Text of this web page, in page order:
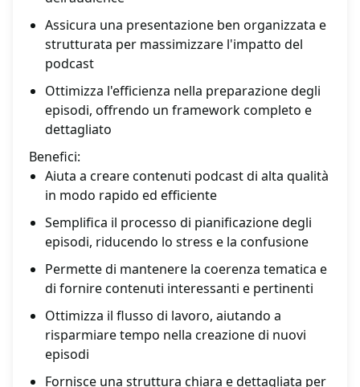
Assicura una presentazione ben organizzata e
strutturata per massimizzare l'impatto del
podcast
Ottimizza l'efficienza nella preparazione degli
episodi, offrendo un framework completo e
dettagliato
Benefici:
Aiuta a creare contenuti podcast di alta qualità
in modo rapido ed efficiente
Semplifica il processo di pianificazione degli
episodi, riducendo lo stress e la confusione
Permette di mantenere la coerenza tematica e
di fornire contenuti interessanti e pertinenti
Ottimizza il flusso di lavoro, aiutando a
risparmiare tempo nella creazione di nuovi
episodi
Fornisce una struttura chiara e dettagliata per